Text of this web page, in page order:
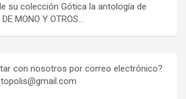
su colección Gótica la antología de
MONO Y OTROS…
con nosotros por correo electrónico?